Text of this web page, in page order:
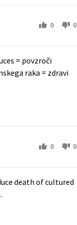
0 0
= povzroči
raka = zdravi
0 0
death of cultured